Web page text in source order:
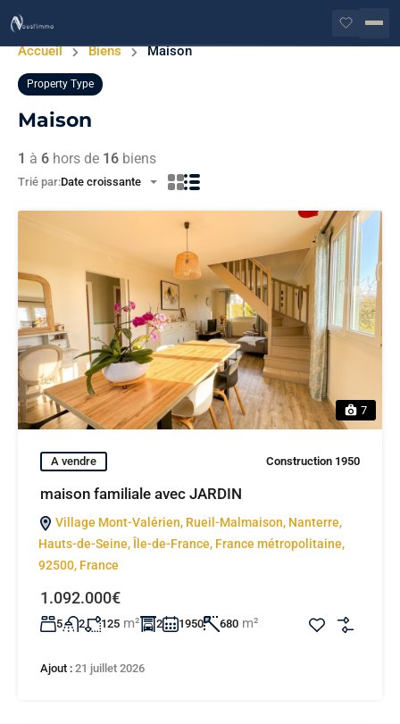
Accueil Biens Maison
Property Type
Maison
1 à 6 hors de 16 biens
Trié par:Date croissante
7
A vendre Construction 1950
maison familiale avec JARDIN
Village Mont-Valérien, Rueil-Malmaison, Nanterre,
Hauts-de-Seine, Île-de-France, France métropolitaine,
92500, France
1.092.000€
5 2 125 m² 2 1950 680 m²
Ajout : 21 juillet 2026